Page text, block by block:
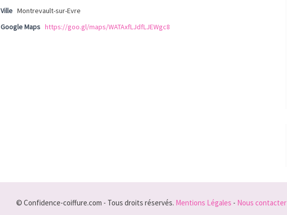
Ville Montrevault-sur-Evre
Google Maps https://goo.gl/maps/WATAxfLJdfLJEWgc8
© Confidence-coiffure.com - Tous droits réservés. Mentions Légales - Nous contacter